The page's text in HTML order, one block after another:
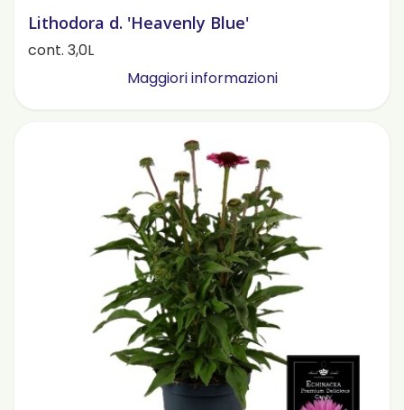
Lithodora d. 'Heavenly Blue'
cont. 3,0L
Maggiori informazioni